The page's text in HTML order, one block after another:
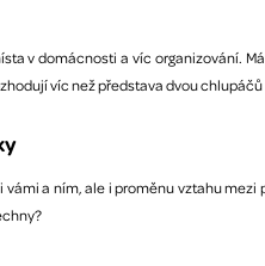
v domácnosti a víc organizování.
víc než představa dvou chlupáčů
a ním, ale i proměnu vztahu